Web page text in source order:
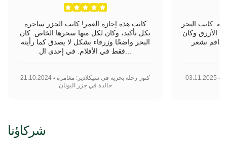
كانت هذه إجازة العمر! كانت الجزر ساحرة
بكل تأكيد، وكان لكل منها سحرها الخاص. كان
البحر واضحًا وزرقاء بشكل لا يصدق كما رأيته
21.10.2024
كنوز رحلة بحرية في سيكلاديز: مغامرة
خالدة في جزر اليونان
كانت البحر
الأزرق وكان
نشعر
03.11.2025
شركاؤنا